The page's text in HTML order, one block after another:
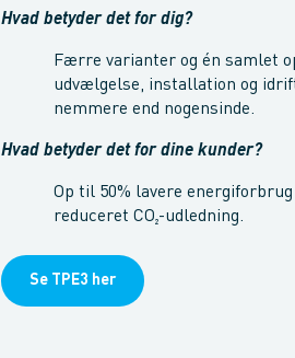
Hvad betyder det for dig?
Færre varianter og én samlet
udvælgelse, installation og
nemmere end nogensinde.
Hvad betyder det for dine kunder?
Op til 50% lavere
reduceret CO₂-udledning.
Se TPE3 her